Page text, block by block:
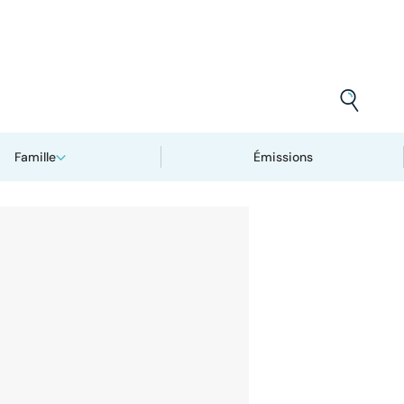
Famille Émissions